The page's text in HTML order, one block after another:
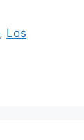
, Los